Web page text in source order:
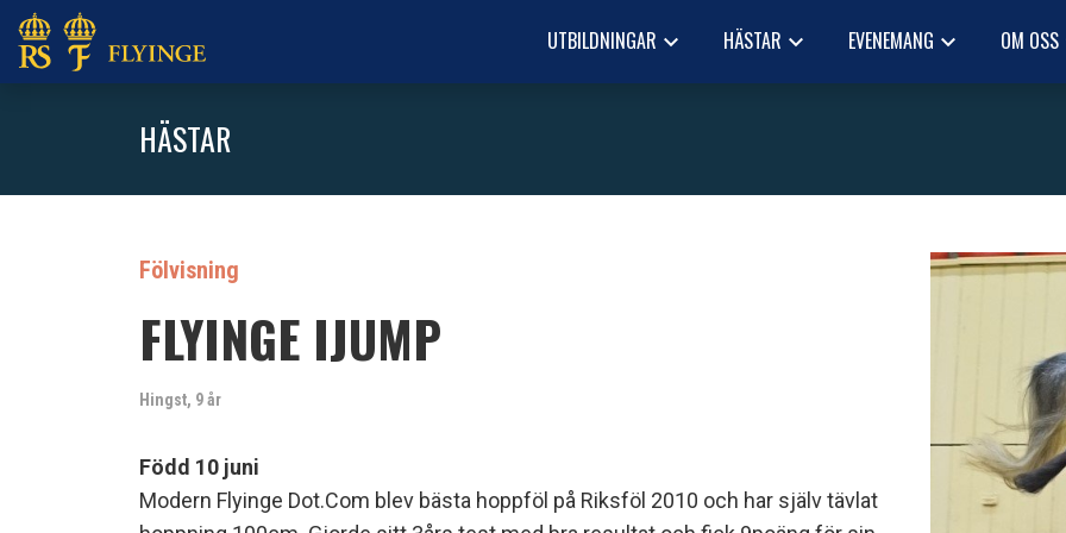
UTBILDNINGAR keyboard_arrow_down HÄSTAR keyboard_arrow_down EVENEMANG keyboard_arrow_down OM OSS
HÄSTAR
Fölvisning
FLYINGE IJUMP
Hingst, 9 år
Född 10 juni
Modern Flyinge Dot.Com blev bästa hoppföl på Riksföl 2010 och har själv tävlat